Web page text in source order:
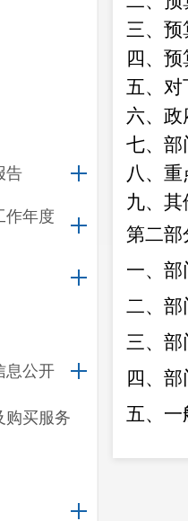
告
作年度
息公开
购买服务
三、预
四、
五、对
六、
七、部
八、
九、
第二部
一、部
二、部
三、部
四、
五、一